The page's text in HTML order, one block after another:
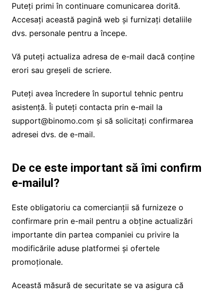
Puteți primi în continuare comunicarea dorită.
Accesați această pagină web și furnizați detaliile
dvs. personale pentru a începe.
Vă puteți actualiza adresa de e-mail dacă conține
erori sau greșeli de scriere.
Puteți avea încredere în suportul tehnic pentru
asistență. Îi puteți contacta prin e-mail la
support@binomo.com și să solicitați confirmarea
adresei dvs. de e-mail.
De ce este important să îmi confirm
e-mailul?
Este obligatoriu ca comercianții să furnizeze o
confirmare prin e-mail pentru a obține actualizări
importante din partea companiei cu privire la
modificările aduse platformei și ofertele
promoționale.
Această măsură de securitate se va asigura că